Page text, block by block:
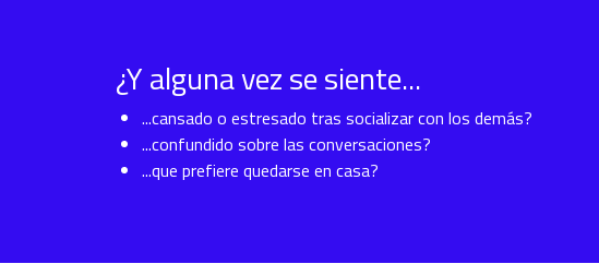
¿Y alguna vez se siente...
...cansado o estresado tras socializar con los demás?
...confundido sobre las conversaciones?
...que prefiere quedarse en casa?